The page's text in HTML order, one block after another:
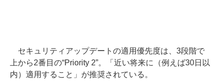
セキュリティアップデートの適用優先度は、3段階で
上から2番目の“Priority 2”。「近い将来に（例えば30日以
内）適用すること」が推奨されている。